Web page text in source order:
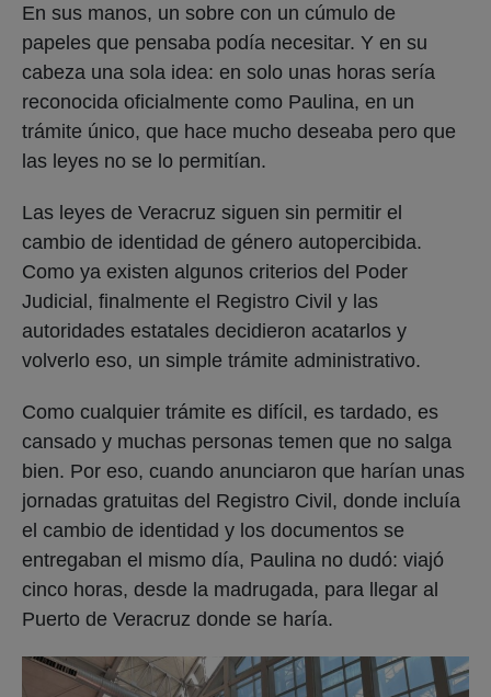
En sus manos, un sobre con un cúmulo de
papeles que pensaba podía necesitar. Y en su
cabeza una sola idea: en solo unas horas sería
reconocida oficialmente como Paulina, en un
trámite único, que hace mucho deseaba pero que
las leyes no se lo permitían.
Las leyes de Veracruz siguen sin permitir el
cambio de identidad de género autopercibida.
Como ya existen algunos criterios del Poder
Judicial, finalmente el Registro Civil y las
autoridades estatales decidieron acatarlos y
volverlo eso, un simple trámite administrativo.
Como cualquier trámite es difícil, es tardado, es
cansado y muchas personas temen que no salga
bien. Por eso, cuando anunciaron que harían unas
jornadas gratuitas del Registro Civil, donde incluía
el cambio de identidad y los documentos se
entregaban el mismo día, Paulina no dudó: viajó
cinco horas, desde la madrugada, para llegar al
Puerto de Veracruz donde se haría.